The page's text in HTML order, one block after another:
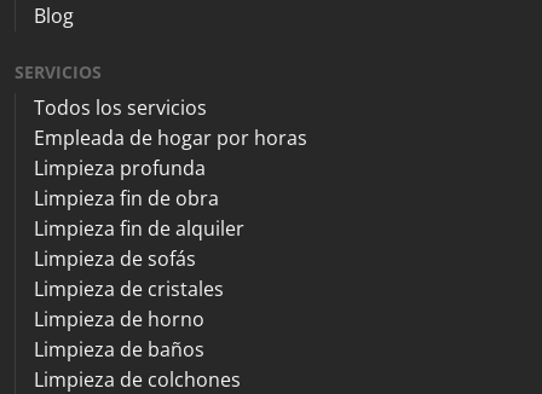
Blog
SERVICIOS
Todos los servicios
Empleada de hogar por horas
Limpieza profunda
Limpieza fin de obra
Limpieza fin de alquiler
Limpieza de sofás
Limpieza de cristales
Limpieza de horno
Limpieza de baños
Limpieza de colchones